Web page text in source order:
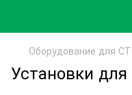
Оборудование для
Установки